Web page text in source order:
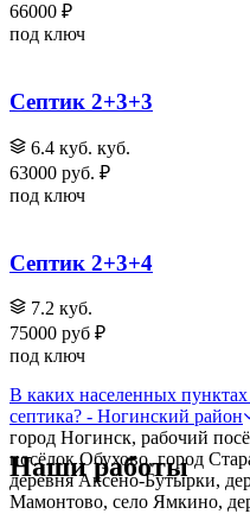
66000 ₽
под ключ
Септик 2+3+3
6.4 куб. куб.
63000 руб. ₽
под ключ
Септик 2+3+4
7.2 куб.
75000 руб ₽
под ключ
В каких населенных
септика? - Ногинский район
город Ногинск, рабочий
посёлок Обухово, город
деревня Аксёно-Бутырки,
Мамонтово, село Ямкино,
Наши работы